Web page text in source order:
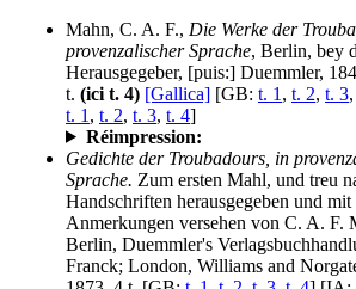
Mahn, C. A. F., Die Werke der
provenzalischer Sprache, Berlin, bey
Herausgegeber, [puis:] Duemmler,
t. (ici t. 4) [Gallica] [GB: t. 1 , t. 2, t. 3,
t. 1 , t. 2, t. 3, t. 4]
Réimpression:
Gedichte der Troubadours, in
Sprache. Zum ersten Mahl, und treu
Handschriften herausgegeben und
Anmerkungen versehen von C. A. F.
Berlin, Duemmler's
Franck; London, Williams and